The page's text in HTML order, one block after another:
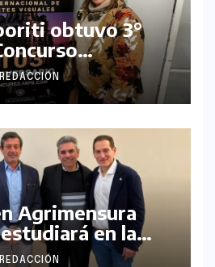
obtuvo 3°
de Artes
Barolo
REDACCIÓN
Agrimensura
en la
REDACCIÓN